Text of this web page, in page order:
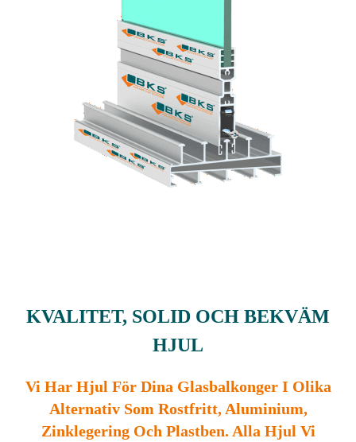
KVALITET, SOLID OCH BEKVÄM
HJUL
Vi Har Hjul För Dina Glasbalkonger I Olika
Alternativ Som Rostfritt, Aluminium,
Zinklegering Och Plastben. Alla Hjul Vi